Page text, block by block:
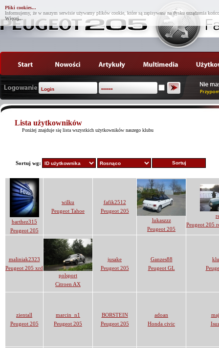
Pliki cookies...
Informujemy, że w naszym serwisie używamy plików cookie, które są zapisywane na dysku urządzenia
Więcej...
Lista użytkowników
Poniżej znajduje się lista wszystkich użytkowników naszego klubu
Sortuj wg:
barthez315
Peugeot 205
wilku
Peugeot Tahoe
fafik2512
Peugeot 205
lukaszzz
Peugeot 205
Peugeot 205
maliniak2323
Peugeot 205 xrd
polsport
Citroen AX
jusake
Peugeot 205
Ganzes88
Peugeot GL
zientall
Peugeot 205
marcin_n1
Peugeot 205
BORSTEIN
Peugeot 205
adoan
Honda civic